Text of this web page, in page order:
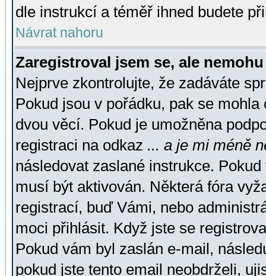
dle instrukcí a téměř ihned budete
Návrat nahoru
Zaregistroval jsem se, ale
Nejprve zkontrolujte, že zadáváte
Pokud jsou v pořádku, pak se
dvou věcí. Pokud je umožněna
registraci na odkaz ... a je mi méně
následovat zaslané instrukce.
musí být aktivován. Některá fóra
registrací, buď Vámi, nebo
moci přihlásit. Když jste se
Pokud vám byl zaslán e-mail,
pokud jste tento email neobdrželi,